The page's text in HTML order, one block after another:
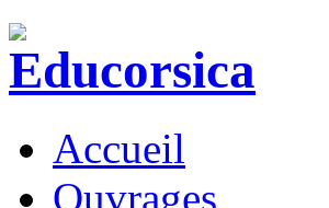
Accueil
Ouvrages